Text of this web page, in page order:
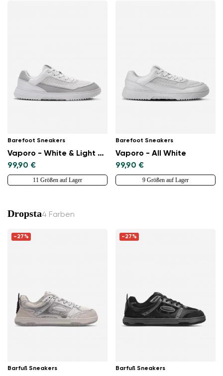
Barefoot Sneakers
Vaporo - White & Light Grey
99,90 €
11 Größen auf Lager
Barefoot Sneakers
Vaporo - All White
99,90 €
9 Größen auf Lager
Dropsta4 Farben
-27%
Barfuß Sneakers
-27%
Barfuß Sneakers